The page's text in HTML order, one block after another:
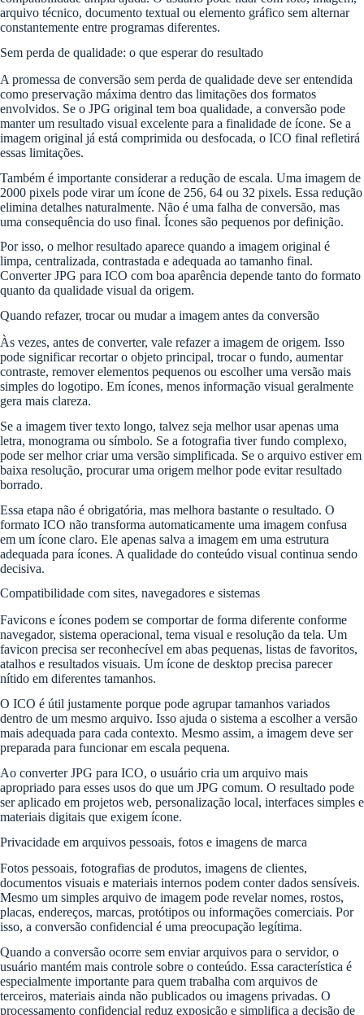
arquivo técnico, documento textual ou elemento gráfico sem alternar
constantemente entre programas diferentes.
Sem perda de qualidade: o que esperar do resultado
A promessa de conversão sem perda de qualidade deve ser entendida
como preservação máxima dentro das limitações dos formatos
envolvidos. Se o JPG original tem boa qualidade, a conversão pode
manter um resultado visual excelente para a finalidade de ícone. Se a
imagem original já está comprimida ou desfocada, o ICO final refletirá
essas limitações.
Também é importante considerar a redução de escala. Uma imagem de
2000 pixels pode virar um ícone de 256, 64 ou 32 pixels. Essa redução
elimina detalhes naturalmente. Não é uma falha de conversão, mas
uma consequência do uso final. Ícones são pequenos por definição.
Por isso, o melhor resultado aparece quando a imagem original é
limpa, centralizada, contrastada e adequada ao tamanho final.
Converter JPG para ICO com boa aparência depende tanto do formato
quanto da qualidade visual da origem.
Quando refazer, trocar ou mudar a imagem antes da conversão
Às vezes, antes de converter, vale refazer a imagem de origem. Isso
pode significar recortar o objeto principal, trocar o fundo, aumentar
contraste, remover elementos pequenos ou escolher uma versão mais
simples do logotipo. Em ícones, menos informação visual geralmente
gera mais clareza.
Se a imagem tiver texto longo, talvez seja melhor usar apenas uma
letra, monograma ou símbolo. Se a fotografia tiver fundo complexo,
pode ser melhor criar uma versão simplificada. Se o arquivo estiver em
baixa resolução, procurar uma origem melhor pode evitar resultado
borrado.
Essa etapa não é obrigatória, mas melhora bastante o resultado. O
formato ICO não transforma automaticamente uma imagem confusa
em um ícone claro. Ele apenas salva a imagem em uma estrutura
adequada para ícones. A qualidade do conteúdo visual continua sendo
decisiva.
Compatibilidade com sites, navegadores e sistemas
Favicons e ícones podem se comportar de forma diferente conforme
navegador, sistema operacional, tema visual e resolução da tela. Um
favicon precisa ser reconhecível em abas pequenas, listas de favoritos,
atalhos e resultados visuais. Um ícone de desktop precisa parecer
nítido em diferentes tamanhos.
O ICO é útil justamente porque pode agrupar tamanhos variados
dentro de um mesmo arquivo. Isso ajuda o sistema a escolher a versão
mais adequada para cada contexto. Mesmo assim, a imagem deve ser
preparada para funcionar em escala pequena.
Ao converter JPG para ICO, o usuário cria um arquivo mais
apropriado para esses usos do que um JPG comum. O resultado pode
ser aplicado em projetos web, personalização local, interfaces simples e
materiais digitais que exigem ícone.
Privacidade em arquivos pessoais, fotos e imagens de marca
Fotos pessoais, fotografias de produtos, imagens de clientes,
documentos visuais e materiais internos podem conter dados sensíveis.
Mesmo um simples arquivo de imagem pode revelar nomes, rostos,
placas, endereços, marcas, protótipos ou informações comerciais. Por
isso, a conversão confidencial é uma preocupação legítima.
Quando a conversão ocorre sem enviar arquivos para o servidor, o
usuário mantém mais controle sobre o conteúdo. Essa característica é
especialmente importante para quem trabalha com arquivos de
terceiros, materiais ainda não publicados ou imagens privadas. O
processamento confidencial reduz exposição e simplifica a decisão de